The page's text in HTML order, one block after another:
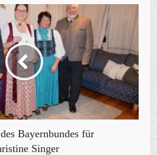
Bayernbundes für
Singer